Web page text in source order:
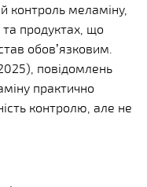
контроль меламіну,
продуктах, що
обов’язковим.
повідомлень
практично
контролю, але не